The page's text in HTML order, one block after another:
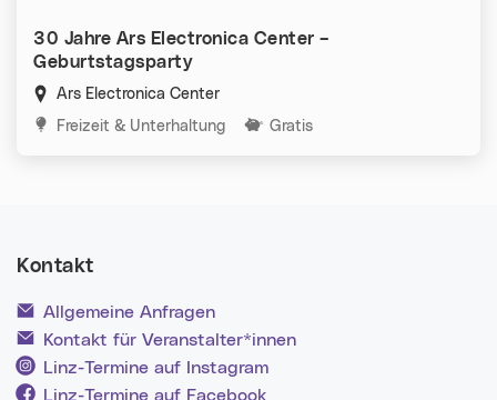
30 Jahre Ars Electronica Center –
Geburtstagsparty
Ars Electronica Center
Kategorien:
Freizeit & Unterhaltung Gratis
Kontakt
Allgemeine Anfragen
Kontakt für Veranstalter*innen
Linz-Termine auf Instagram
Linz-Termine auf Facebook